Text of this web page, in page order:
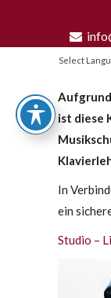
Select
ist diese
In
ein
Studio –